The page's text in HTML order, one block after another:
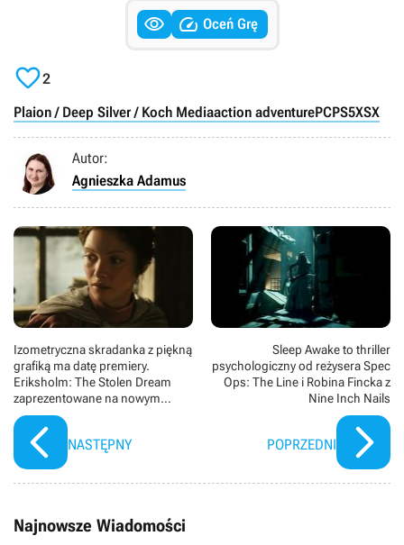
  Oceń Grę
2
Plaion / Deep Silver / Koch Mediaaction adventurePCPS5XSX
Autor:
Agnieszka Adamus
Izometryczna skradanka z piękną
grafiką ma datę premiery.
Eriksholm: The Stolen Dream
zaprezentowane na nowym
zwiastunie
NASTĘPNY
Sleep Awake to thriller
psychologiczny od reżysera Spec
Ops: The Line i Robina Fincka z
Nine Inch Nails
POPRZEDNI
Najnowsze Wiadomości